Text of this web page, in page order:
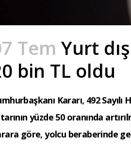
Tem Yurt
bin TL oldu
Kararı, 492
yüzde 50 oranında
göre, yolcu beraberinde